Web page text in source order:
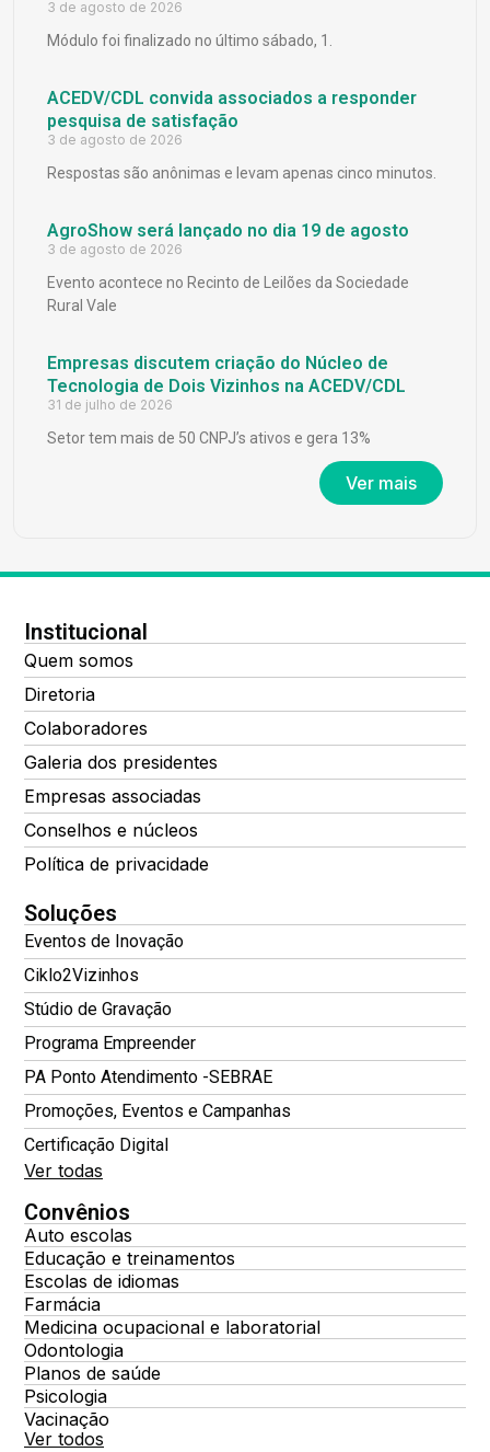
3 de agosto de 2026
Módulo foi finalizado no último sábado, 1.
ACEDV/CDL convida associados a responder
pesquisa de satisfação
3 de agosto de 2026
Respostas são anônimas e levam apenas cinco minutos.
AgroShow será lançado no dia 19 de agosto
3 de agosto de 2026
Evento acontece no Recinto de Leilões da Sociedade
Rural Vale
Empresas discutem criação do Núcleo de
Tecnologia de Dois Vizinhos na ACEDV/CDL
31 de julho de 2026
Setor tem mais de 50 CNPJ’s ativos e gera 13%
Ver mais
Institucional
Quem somos
Diretoria
Colaboradores
Galeria dos presidentes
Empresas associadas
Conselhos e núcleos
Política de privacidade
Soluções
Eventos de Inovação
Ciklo2Vizinhos
Stúdio de Gravação
Programa Empreender
PA Ponto Atendimento -SEBRAE
Promoções, Eventos e Campanhas
Certificação Digital
Ver todas
Convênios
Auto escolas
Educação e treinamentos
Escolas de idiomas
Farmácia
Medicina ocupacional e laboratorial
Odontologia
Planos de saúde
Psicologia
Vacinação
Ver todos